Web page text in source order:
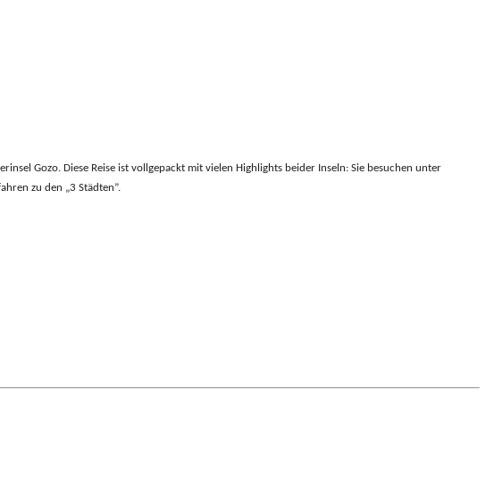
Gozo. Diese Reise ist vollgepackt mit vielen Highlights beider Inseln: Sie besuchen unter
zu den „3 Städten”.